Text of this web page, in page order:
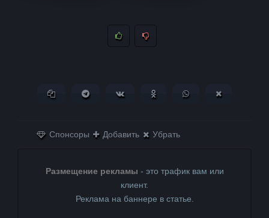
Копировать ссылкуПоделиться в Telegram
Поделиться ВКонтактеПоделиться в
Поделиться в
Спонсоры Добавить Убрать
Размещение рекламы - это трафик вам или
клиент.
Реклама на баннере в статье.